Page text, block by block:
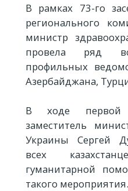
В рамках 73-го
регионального
министр
провела ряд
профильных
Азербайджана,
В ходе первой
заместитель
Украины Сергей
всех
гуманитарной
такого мероприятия.